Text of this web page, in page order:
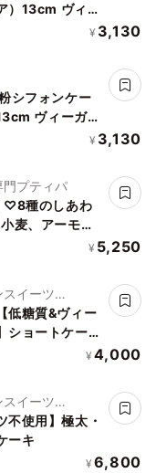
）13cm ヴィー
なし 卵なし 乳
¥ 3,130
シフォンケー
ヴィーガン
卵なし 乳なし
¥ 3,130
プティパ
♡8種のしあわ
麦、アーモン
¥ 5,250
イーツ
低糖質&ヴィー
ショートケーキ
¥ 4,000
イーツ
不使用】極太・
ーキ
¥ 6,800